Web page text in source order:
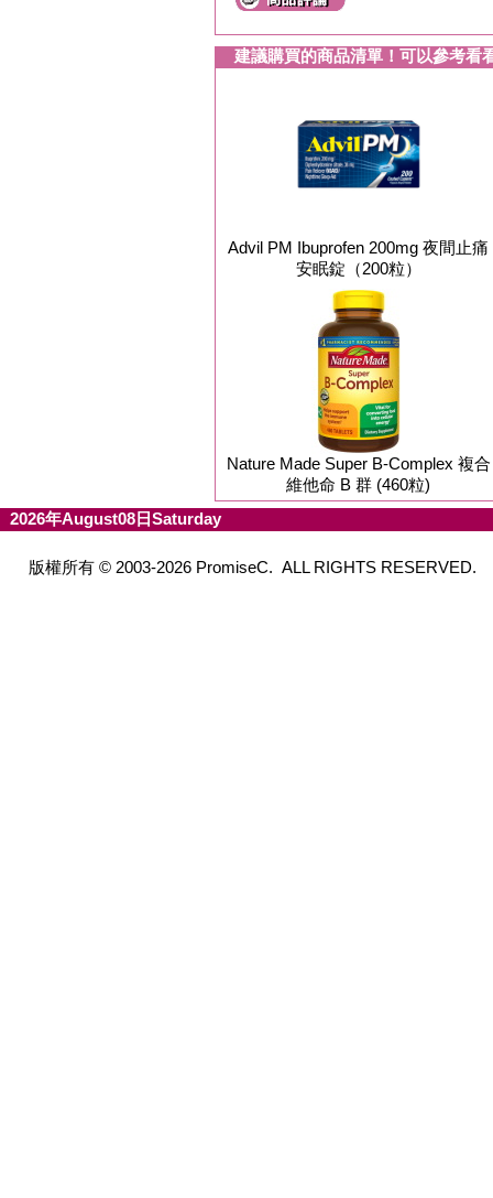
建議購買的商品清單！可以參考看
Advil PM Ibuprofen 200mg 夜間止痛
安眠錠（200粒）
Nature Made Super B-Complex 複合
維他命 B 群 (460粒)
2026年August08日Saturday
版權所有 © 2003-2026 PromiseC. ALL RIGHTS RESERVED.